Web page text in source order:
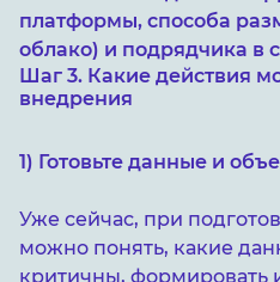
платформы, способа
облако) и подрядчика в
Шаг 3. Какие действия
внедрения
1) Готовьте данные и
Уже сейчас, при
можно понять, какие
критичны, формировать